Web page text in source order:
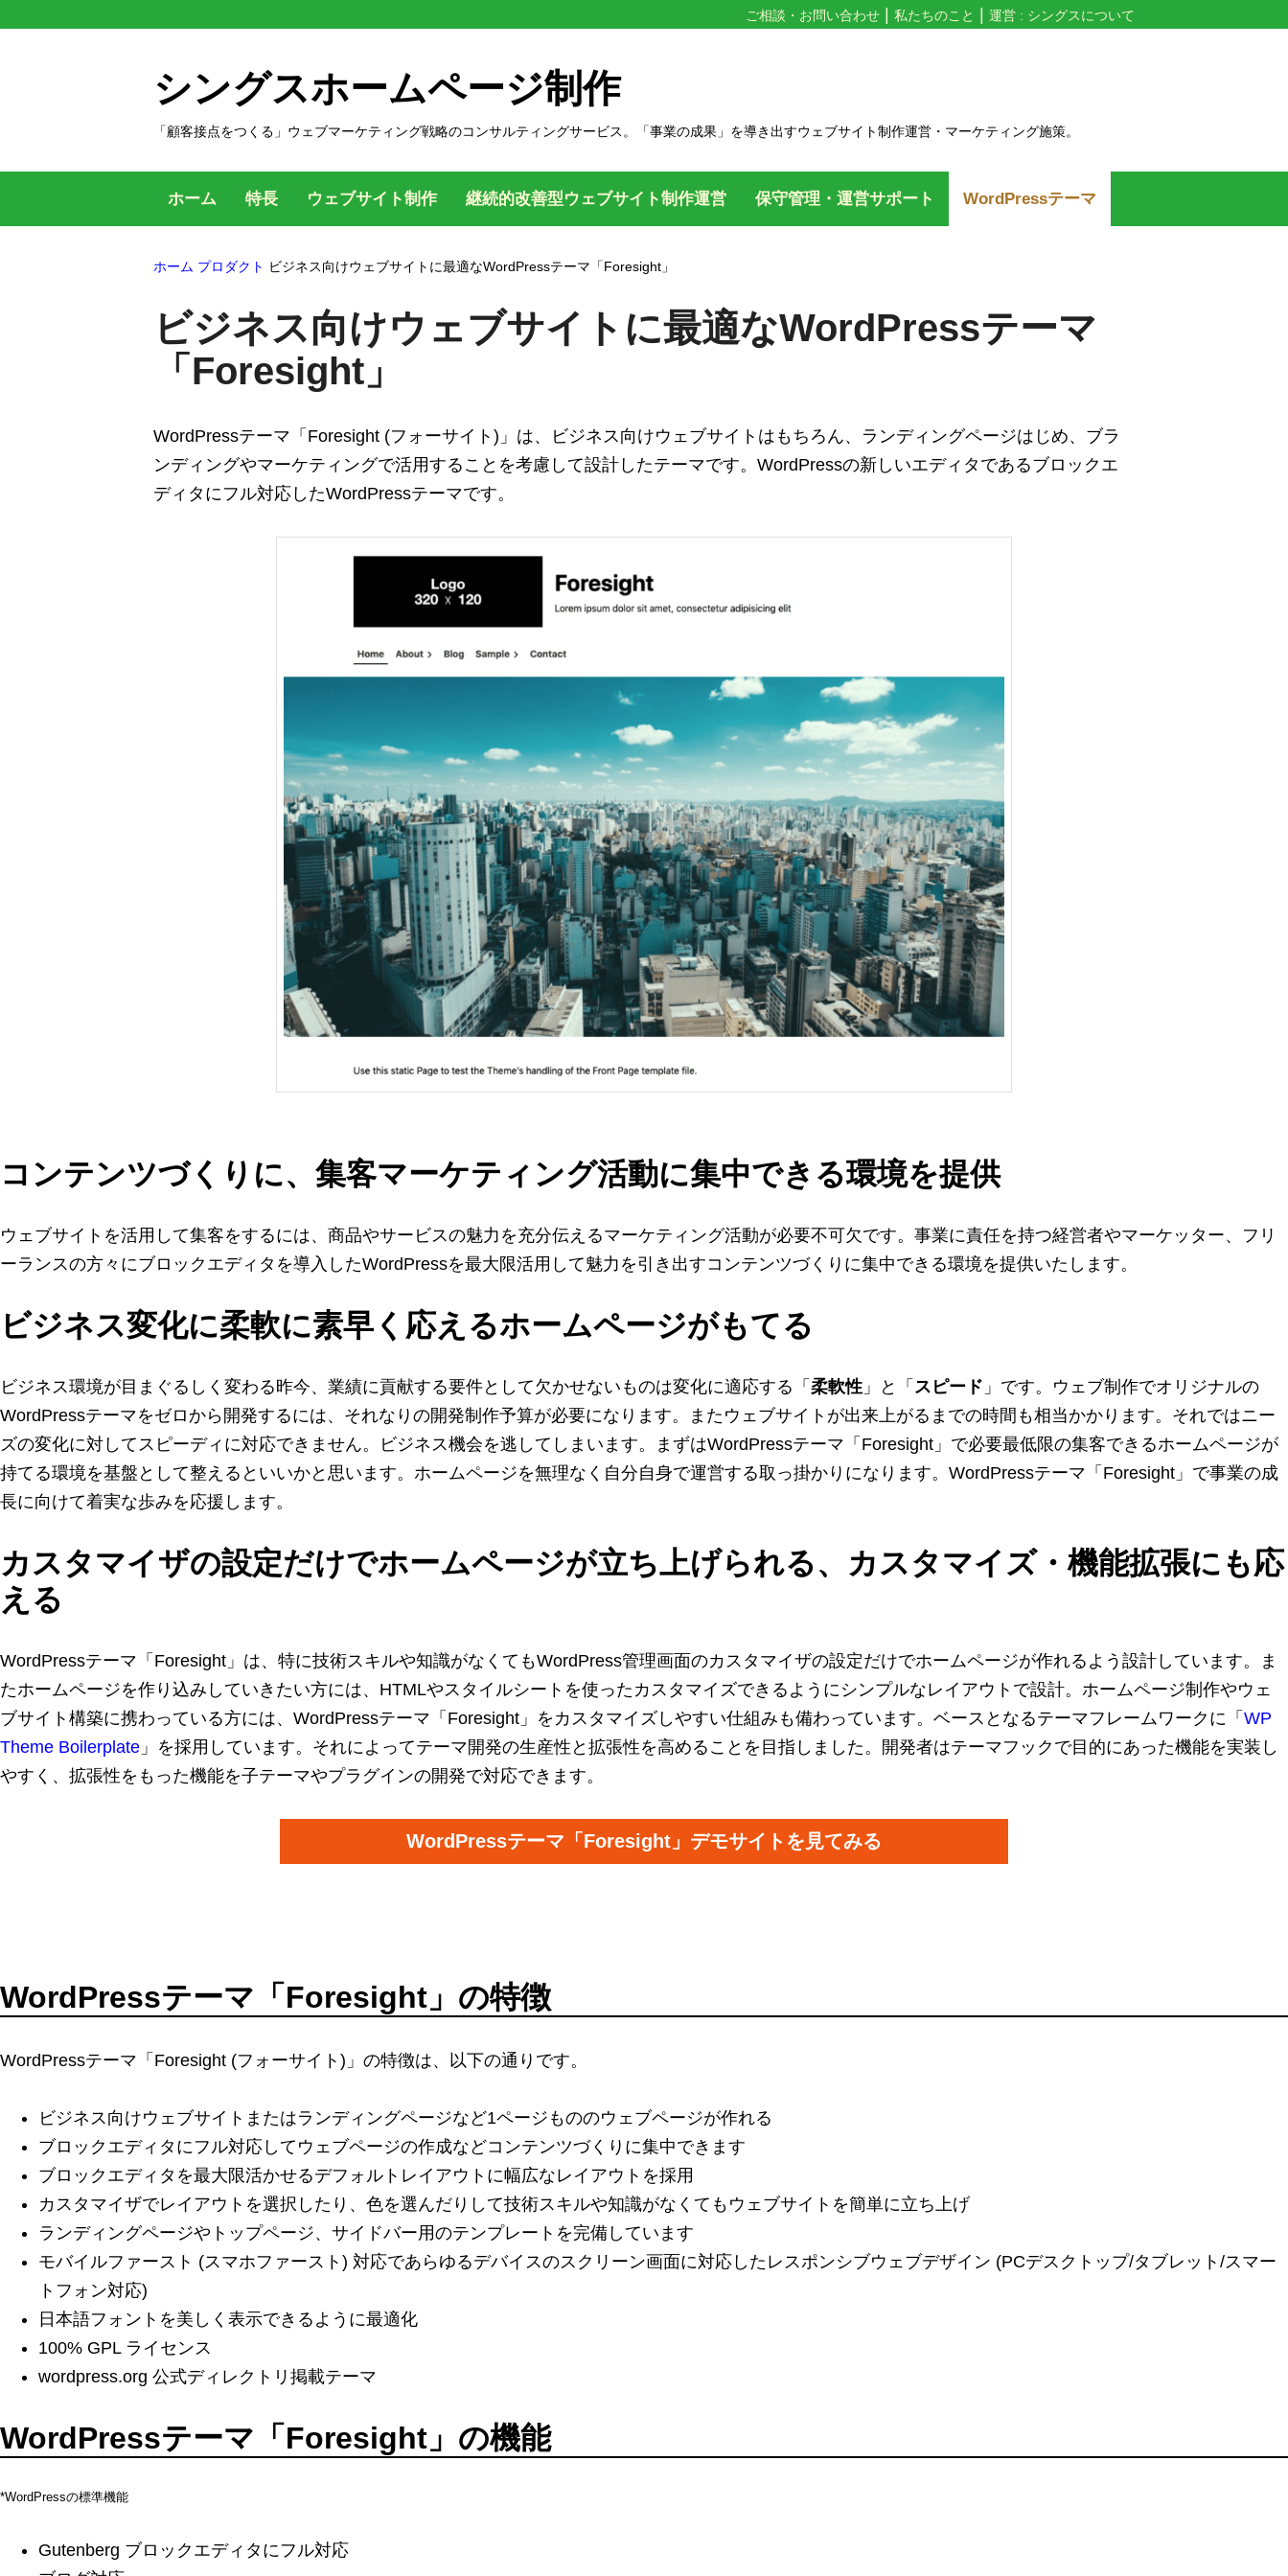
ご相談・お問い合わせ 私たちのこと 運営 : シングスについて
シングスホームページ制作
「顧客接点をつくる」ウェブマーケティング戦略のコンサルティングサービス。「事業の成果」を導き出すウェブサイト制作運営・マーケティング施策。
ホーム 特長 ウェブサイト制作 継続的改善型ウェブサイト制作運営 保守管理・運営サポート WordPressテーマ
ホーム プロダクト ビジネス向けウェブサイトに最適なWordPressテーマ「Foresight」
ビジネス向けウェブサイトに最適なWordPressテーマ
「Foresight」
WordPressテーマ「Foresight (フォーサイト)」は、ビジネス向けウェブサイトはもちろん、ランディングページはじめ、ブラ
ンディングやマーケティングで活用することを考慮して設計したテーマです。WordPressの新しいエディタであるブロックエ
ディタにフル対応したWordPressテーマです。
コンテンツづくりに、集客マーケティング活動に集中できる環境を提供
ウェブサイトを活用して集客をするには、商品やサービスの魅力を充分伝えるマーケティング活動が必要不可欠です。事業に責任を持つ経営者やマーケッター、フリ
ーランスの方々にブロックエディタを導入したWordPressを最大限活用して魅力を引き出すコンテンツづくりに集中できる環境を提供いたします。
ビジネス変化に柔軟に素早く応えるホームページがもてる
ビジネス環境が目まぐるしく変わる昨今、業績に貢献する要件として欠かせないものは変化に適応する「 柔軟性 」と「 スピード 」です。ウェブ制作でオリジナルの
WordPressテーマをゼロから開発するには、それなりの開発制作予算が必要になります。またウェブサイトが出来上がるまでの時間も相当かかります。それではニー
ズの変化に対してスピーディに対応できません。ビジネス機会を逃してしまいます。まずはWordPressテーマ「Foresight」で必要最低限の集客できるホームページが
持てる環境を基盤として整えるといいかと思います。ホームページを無理なく自分自身で運営する取っ掛かりになります。WordPressテーマ「Foresight」で事業の成
長に向けて着実な歩みを応援します。
カスタマイザの設定だけでホームページが立ち上げられる、カスタマイズ・機能拡張にも応
える
WordPressテーマ「Foresight」は、特に技術スキルや知識がなくてもWordPress管理画面のカスタマイザの設定だけでホームページが作れるよう設計しています。ま
たホームページを作り込みしていきたい方には、HTMLやスタイルシートを使ったカスタマイズできるようにシンプルなレイアウトで設計。ホームページ制作やウェ
ブサイト構築に携わっている方には、WordPressテーマ「Foresight」をカスタマイズしやすい仕組みも備わっています。ベースとなるテーマフレームワークに「 WP
Theme Boilerplate 」を採用しています。それによってテーマ開発の生産性と拡張性を高めることを目指しました。開発者はテーマフックで目的にあった機能を実装し
やすく、拡張性をもった機能を子テーマやプラグインの開発で対応できます。
WordPressテーマ「Foresight」デモサイトを見てみる
WordPressテーマ「Foresight」の特徴
WordPressテーマ「Foresight (フォーサイト)」の特徴は、以下の通りです。
ビジネス向けウェブサイトまたはランディングページなど1ページもののウェブページが作れる
ブロックエディタにフル対応してウェブページの作成などコンテンツづくりに集中できます
ブロックエディタを最大限活かせるデフォルトレイアウトに幅広なレイアウトを採用
カスタマイザでレイアウトを選択したり、色を選んだりして技術スキルや知識がなくてもウェブサイトを簡単に立ち上げ
ランディングページやトップページ、サイドバー用のテンプレートを完備しています
モバイルファースト (スマホファースト) 対応であらゆるデバイスのスクリーン画面に対応したレスポンシブウェブデザイン (PCデスクトップ/タブレット/スマー
トフォン対応)
日本語フォントを美しく表示できるように最適化
100% GPL ライセンス
wordpress.org 公式ディレクトリ掲載テーマ
WordPressテーマ「Foresight」の機能
*WordPressの標準機能
Gutenberg ブロックエディタにフル対応